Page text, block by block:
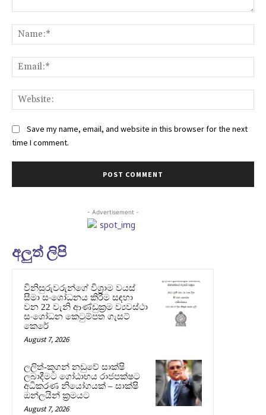
Save my name, email, and website in this browser for the next
time I comment.
- Advertisement -
අලුත් ලිපි
විනිසුරුවරුන්ගේ විශ්‍රාම වයස්
සීමා සංශෝධනය කිරීම සඳහා
වන 22 වැනි ආණ්ඩුක්‍රම ව්‍යවස්ථා
සංශෝධන කෙටුම්පත ගැසට්
කෙරේ
August 7, 2026
ලලිත්-කූගන් නඩුවේ සාක්ෂි
ලබාදීමට ගෝඨාභය රාජපක්ෂට
අධිකරණ නියෝගයක් – සාක්ෂි
ඔන්ලයින් ක්‍රමයට
August 7, 2026